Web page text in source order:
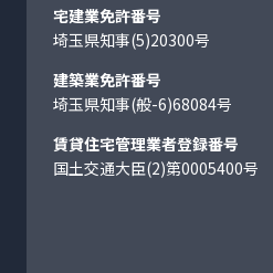
宅建業免許番号
埼玉県知事(5)20300号
建築業免許番号
埼玉県知事(般-6)68084号
賃貸住宅管理業者登録番号
国土交通大臣(2)第0005400号